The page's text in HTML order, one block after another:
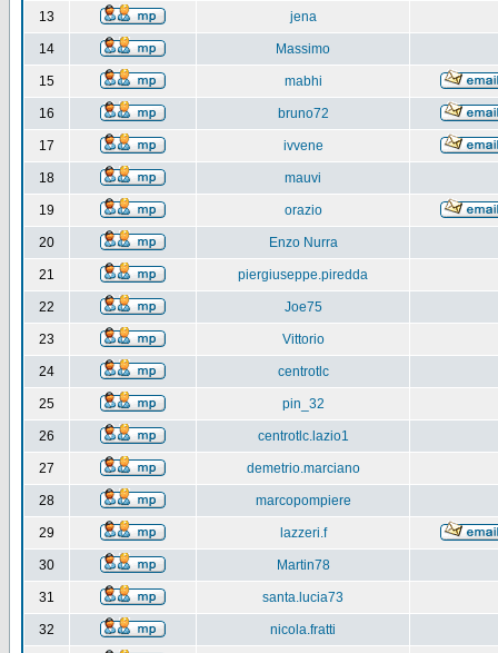
13 jena
14 Massimo
15 mabhi
16 bruno72
17 ivvene
18 mauvi
19 orazio
20 Enzo Nurra
21 piergiuseppe.piredda
22 Joe75
23 Vittorio
24 centrotlc
25 pin_32
26 centrotlc.lazio1
27 demetrio.marciano
28 marcopompiere
29 lazzeri.f
30 Martin78
31 santa.lucia73
32 nicola.fratti